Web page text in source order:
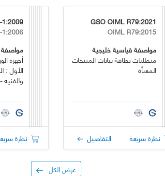
GSO OIML R79:2021
OIML R79:2015
مواصفة قياسية خليجية
متطلبات بطاقة بيانات المنتجات
المعبأة
نظرة سريعة التفاصيل
مواصفة
أجهزة
الأول :
والفنية
نظرة
عرض الكل